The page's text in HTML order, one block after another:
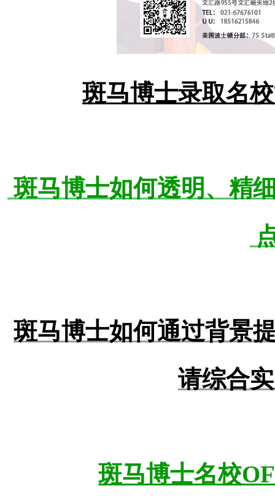
斑马博士录取名
斑马博士如何透明、精
斑马博士如何通过背景
请综合
斑马博士名校OF